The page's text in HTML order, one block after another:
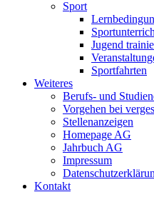
Sport
Jugend
Sportfahrten
Weiteres
Berufs- und
Vorgehen bei
Stellenanzeigen
Homepage AG
Jahrbuch AG
Impressum
Kontakt